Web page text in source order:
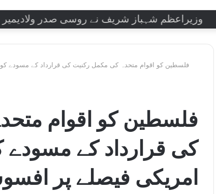
شہباز شریف نے روسی صدر ولادیمیر
فلسطین کو اقوام متحدہ کی مکمل رکنیت کی قرارداد کے مسودے
فلسطین کو اقوام
کی قرارداد کے مسودے
امریکی فیصلے پر